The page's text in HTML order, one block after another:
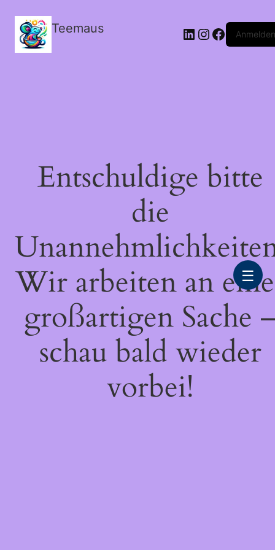
Teemaus LinkedIn
Instagram
FacebookAnmelden
Entschuldige bitte
die
Wir arbeiten an
großartigen Sache
schau bald wieder
vorbei!
☰